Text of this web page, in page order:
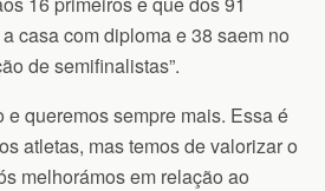
casa com diploma e 38 saem no
de semifinalistas”.
e queremos sempre mais. Essa é
atletas, mas temos de valorizar o
melhorámos em relação ao